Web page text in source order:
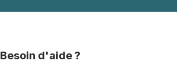
Besoin d'aide ?